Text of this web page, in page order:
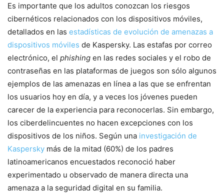
Es importante que los adultos conozcan los riesgos
cibernéticos relacionados con los dispositivos móviles,
detallados en las estadísticas de evolución de amenazas a
dispositivos móviles de Kaspersky. Las estafas por correo
electrónico, el phishing en las redes sociales y el robo de
contraseñas en las plataformas de juegos son sólo algunos
ejemplos de las amenazas en línea a las que se enfrentan
los usuarios hoy en día, y a veces los jóvenes pueden
carecer de la experiencia para reconocerlas. Sin embargo,
los ciberdelincuentes no hacen excepciones con los
dispositivos de los niños. Según una investigación de
Kaspersky más de la mitad (60%) de los padres
latinoamericanos encuestados reconoció haber
experimentado u observado de manera directa una
amenaza a la seguridad digital en su familia.